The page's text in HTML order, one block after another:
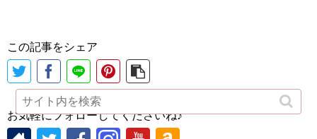
この記事をシェア
お気軽にフォローしてくださいね♪